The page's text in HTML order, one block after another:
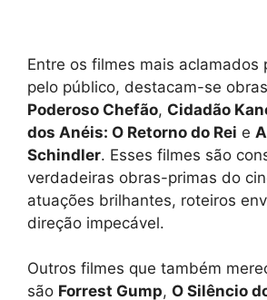
Entre os filmes mais aclamados
pelo público, destacam-se
Poderoso Chefão, Cidadão
dos Anéis: O Retorno do Rei e
Schindler. Esses filmes são
verdadeiras obras-primas do
atuações brilhantes, roteiros
direção impecável.
Outros filmes que também
são Forrest Gump, O Silêncio